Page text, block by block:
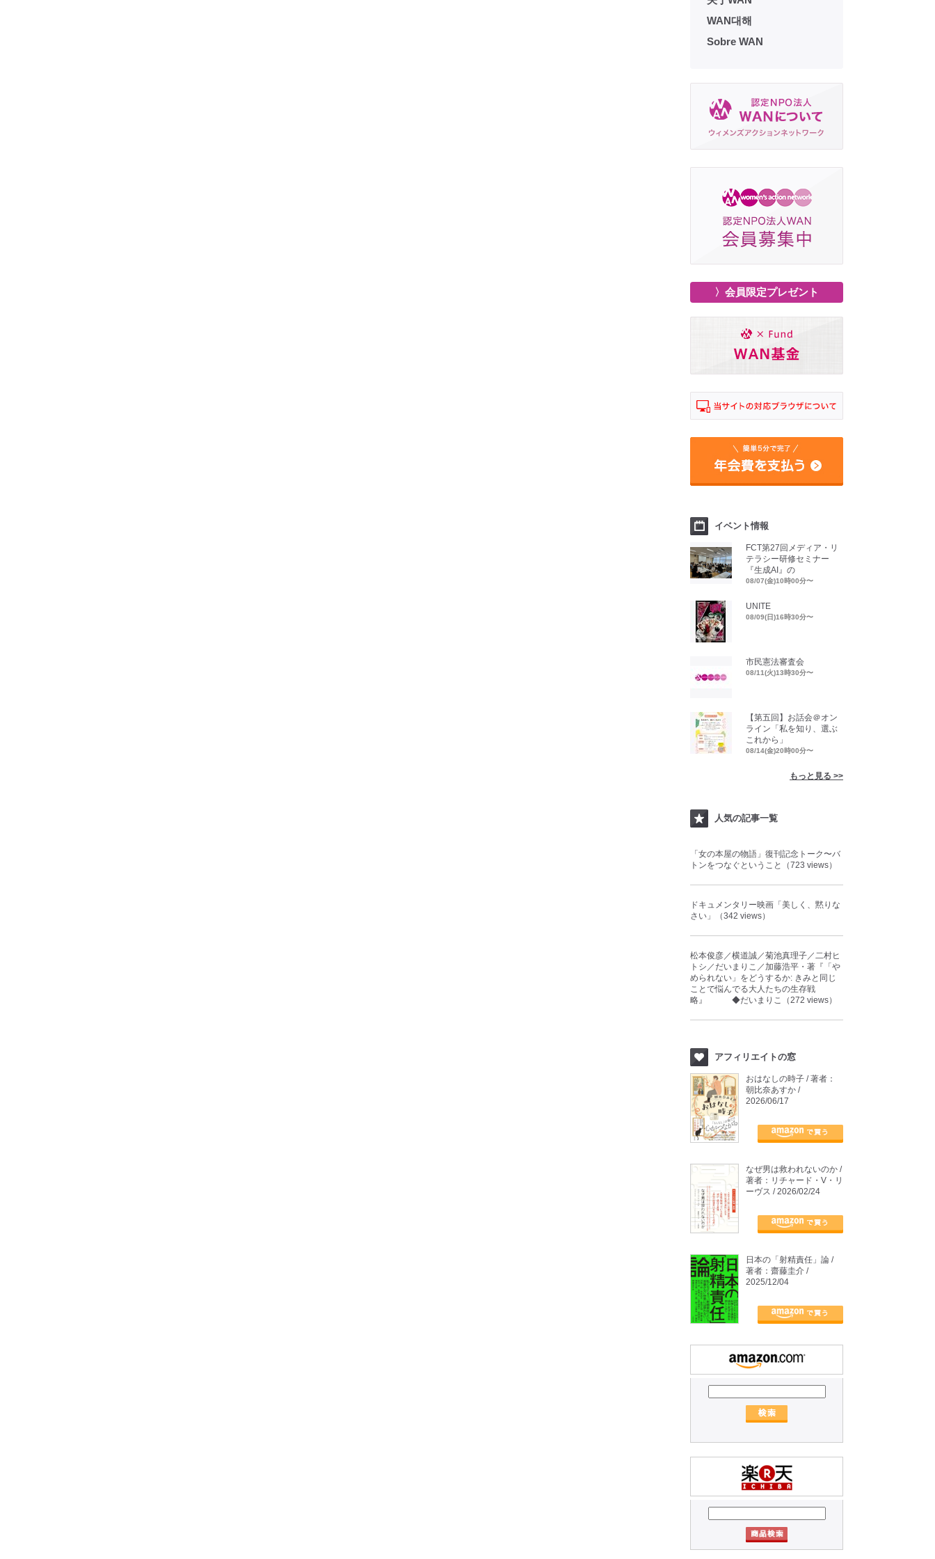
WAN대해
Sobre WAN
〉会員限定プレゼント
イベント情報
FCT第27回メディア・リ
テラシー研修セミナー
『生成AI』の
08/07(金)10時00分〜
UNITE
08/09(日)16時30分〜
市民憲法審査会
08/11(火)13時30分〜
【第五回】お話会＠オン
ライン「私を知り、選ぶ
これから」
08/14(金)20時00分〜
もっと見る >>
人気の記事一覧
「女の本屋の物語」復刊記念トーク〜バ
トンをつなぐということ（723 views）
ドキュメンタリー映画「美しく、黙りな
さい」（342 views）
松本俊彦／横道誠／菊池真理子／二村ヒ
トシ／だいまりこ／加藤浩平・著『「や
められない」をどうするか: きみと同じ
ことで悩んでる大人たちの生存戦
略』 ◆だいまりこ（272 views）
アフィリエイトの窓
おはなしの時子 / 著者：
朝比奈あすか /
2026/06/17
なぜ男は救われないのか /
著者：リチャード・V・リ
ーヴス / 2026/02/24
日本の「射精責任」論 /
著者：齋藤圭介 /
2025/12/04